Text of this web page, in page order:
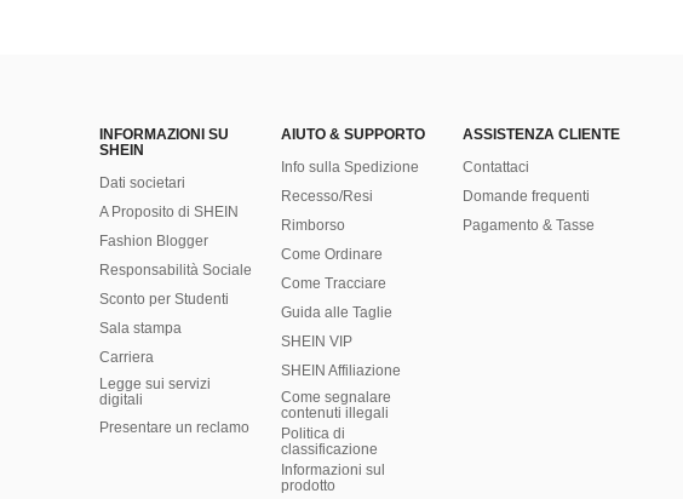
INFORMAZIONI SU
SHEIN
Dati societari
A Proposito di SHEIN
Fashion Blogger
Responsabilità Sociale
Sconto per Studenti
Sala stampa
Carriera
Legge sui servizi
digitali
Presentare un reclamo
AIUTO & SUPPORTO
Info sulla Spedizione
Recesso/Resi
Rimborso
Come Ordinare
Come Tracciare
Guida alle Taglie
SHEIN VIP
SHEIN Affiliazione
Come segnalare
contenuti illegali
Politica di
classificazione
​Informazioni sul
prodotto
ASSISTENZA CLIENTE
Contattaci
Domande frequenti
Pagamento & Tasse